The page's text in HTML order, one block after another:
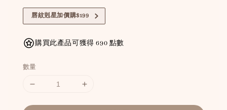
唇紋剋星加價購$199
購買此產品可獲得 690 點數
數量